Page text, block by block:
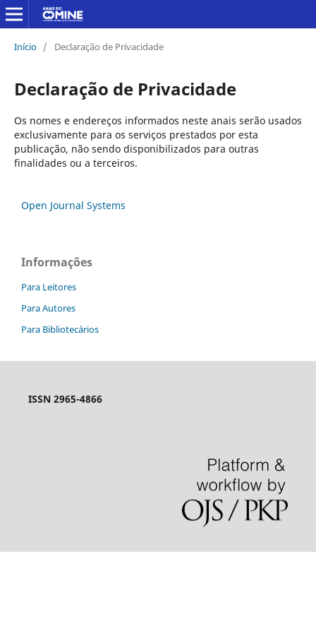
Início / Declaração de Privacidade
Declaração de Privacidade
Os nomes e endereços informados neste anais serão usados
exclusivamente para os serviços prestados por esta
publicação, não sendo disponibilizados para outras
finalidades ou a terceiros.
Open Journal Systems
Informações
Para Leitores
Para Autores
Para Bibliotecários
ISSN 2965-4866